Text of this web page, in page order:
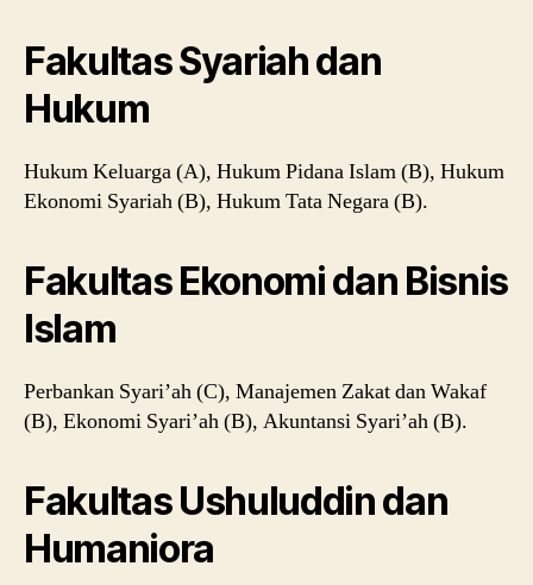
Fakultas Syariah dan
Hukum
Hukum Keluarga (A), Hukum Pidana Islam (B), Hukum
Ekonomi Syariah (B), Hukum Tata Negara (B).
Fakultas Ekonomi dan Bisnis
Islam
Perbankan Syari’ah (C), Manajemen Zakat dan Wakaf
(B), Ekonomi Syari’ah (B), Akuntansi Syari’ah (B).
Fakultas Ushuluddin dan
Humaniora